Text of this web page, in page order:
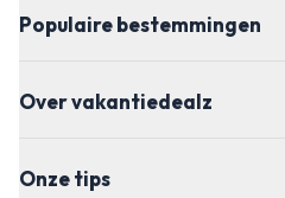
wil boeken.
Populaire bestemmingen
Over vakantiedealz
Onze tips